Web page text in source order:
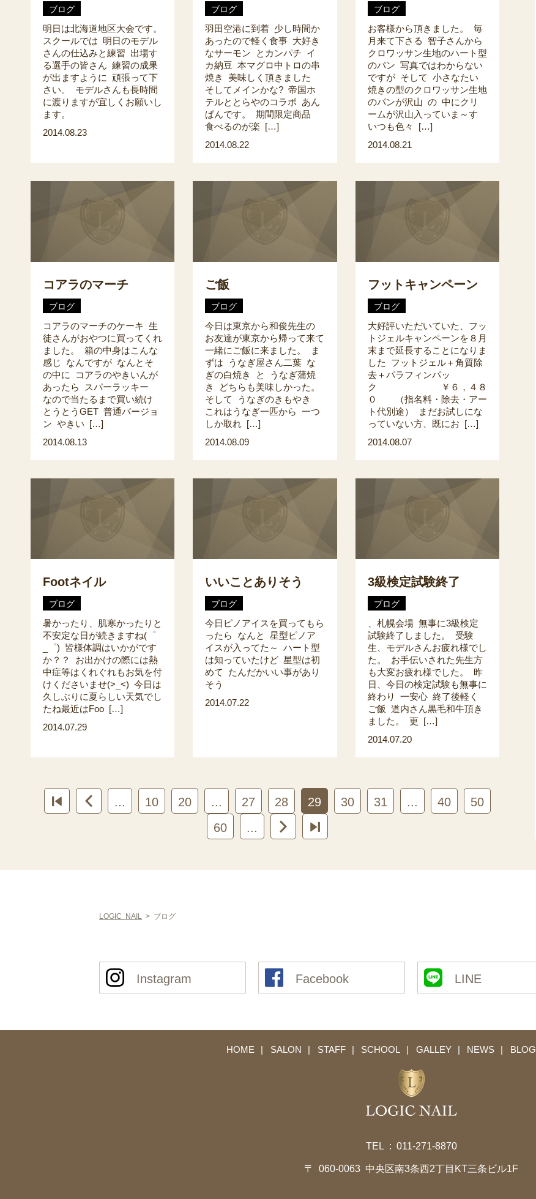
ブログ
明日は北海道地区大会です。
スクールでは 明日のモデル
さんの仕込みと練習 出場す
る選手の皆さん 練習の成果
が出ますように 頑張って下
さい。 モデルさんも長時間
に渡りますが宜しくお願いし
ます。
2014.08.23
ブログ
羽田空港に到着 少し時間か
あったので軽く食事 大好き
なサーモン とカンパチ イ
カ納豆 本マグロ中トロの串
焼き 美味しく頂きました
そしてメインかな? 帝国ホ
テルととらやのコラボ あん
ぱんです。 期間限定商品
食べるのが楽 […]
2014.08.22
ブログ
お客様から頂きました。 毎
月来て下さる 智子さんから
クロワッサン生地のハート型
のパン 写真ではわからない
ですが そして 小さなたい
焼きの型のクロワッサン生地
のパンが沢山 の 中にクリ
ームが沢山入っていま～す
いつも色々 […]
2014.08.21
コアラのマーチ
ブログ
コアラのマーチのケーキ 生
徒さんがおやつに買ってくれ
ました。 箱の中身はこんな
感じ なんですが なんとそ
の中に コアラのやきいんが
あったら スパーラッキー
なので当たるまで買い続け
とうとうGET 普通バージョ
ン やきい […]
2014.08.13
ご飯
ブログ
今日は東京から和俊先生の
お友達が東京から帰って来て
一緒にご飯に来ました。 ま
ずは うなぎ屋さん二葉 な
ぎの白焼き と うなぎ蒲焼
き どちらも美味しかった。
そして うなぎのきもやき
これはうなぎ一匹から 一つ
しか取れ […]
2014.08.09
フットキャンペーン
ブログ
大好評いただいていた、フッ
トジェルキャンペーンを８月
末まで延長することになりま
した フットジェル＋角質除
去＋パラフィンパッ
ク ￥６，４８
０ （指名料・除去・アー
ト代別途） まだお試しにな
っていない方、既にお […]
2014.08.07
Footネイル
ブログ
暑かったり、肌寒かったりと
不安定な日が続きますね(゜
_゜) 皆様体調はいかがです
か？？ お出かけの際には熱
中症等はくれぐれもお気を付
けくださいませ(>_<) 今日は
久しぶりに夏らしい天気でし
たね最近はFoo […]
2014.07.29
いいことありそう
ブログ
今日ピノアイスを買ってもら
ったら なんと 星型ピノア
イスが入ってた～ ハート型
は知っていたけど 星型は初
めて たんだかいい事があり
そう
2014.07.22
3級検定試験終了
ブログ
、札幌会場 無事に3級検定
試験終了しました。 受験
生、モデルさんお疲れ様でし
た。 お手伝いされた先生方
も大変お疲れ様でした。 昨
日、今日の検定試験も無事に
終わり 一安心 終了後軽く
ご飯 道内さん黒毛和牛頂き
ました。 更 […]
2014.07.20
  10 20 27 28 29 30 31 40 50
60  
LOGIC NAIL > ブログ
Instagram Facebook LINE
HOME SALON STAFF SCHOOL GALLEY NEWS BLOG
TEL : 011-271-8870
〒 060-0063 中央区南3条西2丁目KT三条ビル1F